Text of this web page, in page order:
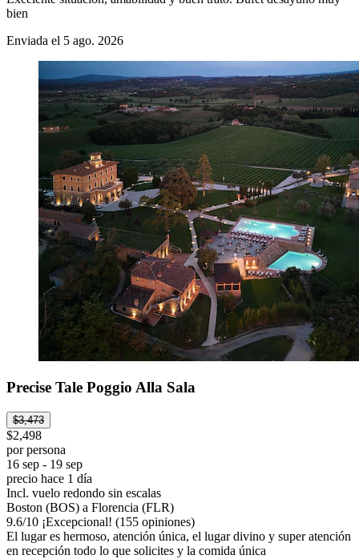
bien
Enviada el 5 ago. 2026
Precise Tale Poggio Alla Sala
$3,473
$2,498
por persona
16 sep - 19 sep
precio hace 1 día
Incl. vuelo redondo sin escalas
Boston (BOS) a Florencia (FLR)
9.6/10 ¡Excepcional! (155 opiniones)
El lugar es hermoso, atención única, el lugar divino y super atención
en recepción todo lo que solicites y la comida única